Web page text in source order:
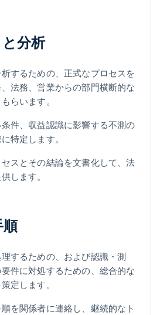
分析
するための、正式なプロセスを
法務、営業からの部門横断的な
らいます。
件、収益認識に影響する不測の
特定します。
スとその結論を文書化して、法
します。
するための、および認識・測
件に対処するための、総合的な
定します。
を関係者に連絡し、継続的なト